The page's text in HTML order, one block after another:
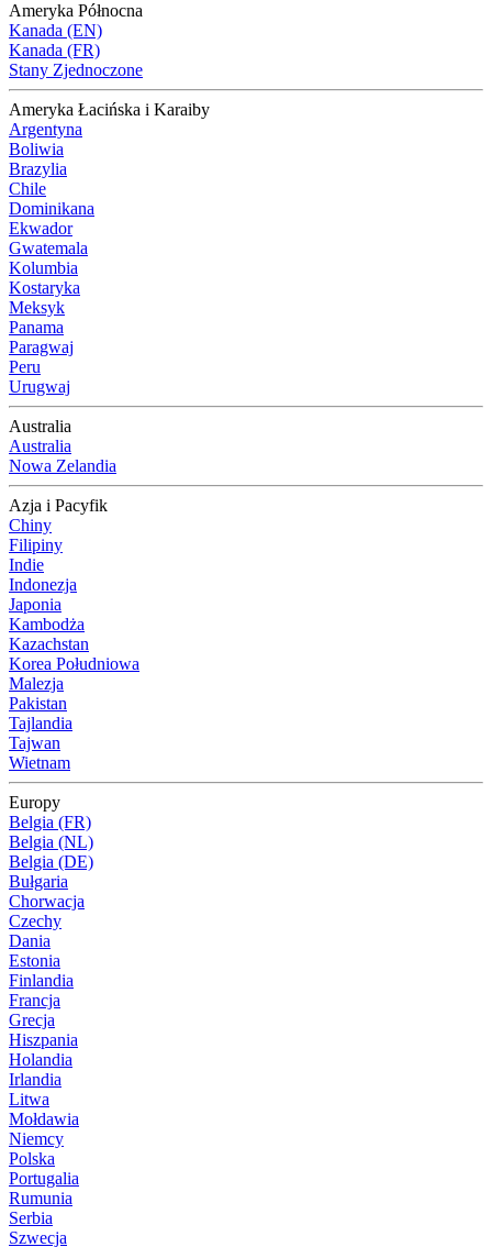
Ameryka Północna
Kanada (EN)
Kanada (FR)
Stany Zjednoczone
Ameryka Łacińska i Karaiby
Argentyna
Boliwia
Brazylia
Chile
Dominikana
Ekwador
Gwatemala
Kolumbia
Kostaryka
Meksyk
Panama
Paragwaj
Peru
Urugwaj
Australia
Australia
Nowa Zelandia
Azja i Pacyfik
Chiny
Filipiny
Indie
Indonezja
Japonia
Kambodża
Kazachstan
Korea Południowa
Malezja
Pakistan
Tajlandia
Tajwan
Wietnam
Europy
Belgia (FR)
Belgia (NL)
Belgia (DE)
Bułgaria
Chorwacja
Czechy
Dania
Estonia
Finlandia
Francja
Grecja
Hiszpania
Holandia
Irlandia
Litwa
Mołdawia
Niemcy
Polska
Portugalia
Rumunia
Serbia
Szwecja